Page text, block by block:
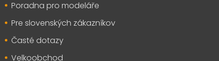
Poradna pro modeláře
Pre slovenských zákazníkov
Časté dotazy
Velkoobchod